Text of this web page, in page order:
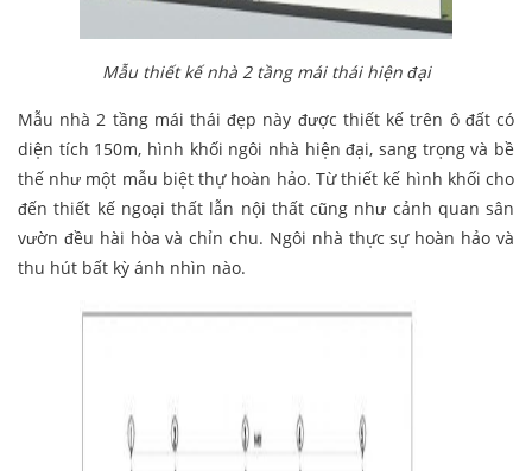
Mẫu thiết kế nhà 2 tầng mái thái hiện đại
Mẫu nhà 2 tầng mái thái đẹp này được thiết kế trên ô đất có
diện tích 150m, hình khối ngôi nhà hiện đại, sang trọng và bề
thế như một mẫu biệt thự hoàn hảo. Từ thiết kế hình khối cho
đến thiết kế ngoại thất lẫn nội thất cũng như cảnh quan sân
vườn đều hài hòa và chỉn chu. Ngôi nhà thực sự hoàn hảo và
thu hút bất kỳ ánh nhìn nào.